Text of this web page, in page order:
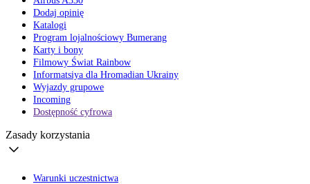
Dodaj opinię
Katalogi
Program lojalnościowy Bumerang
Karty i bony
Filmowy Świat Rainbow
Informatsiya dla Hromadian Ukrainy
Wyjazdy grupowe
Incoming
Dostępność cyfrowa
Zasady korzystania
Warunki uczestnictwa